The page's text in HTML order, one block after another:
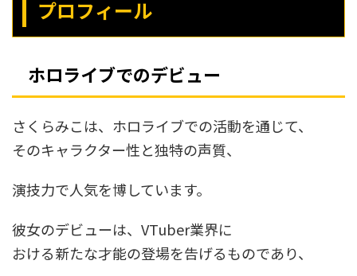
プロフィール
ホロライブでのデビュー
さくらみこは、ホロライブでの活動を通じて、
そのキャラクター性と独特の声質、
演技力で人気を博しています。
彼女のデビューは、VTuber業界に
おける新たな才能の登場を告げるものであり、